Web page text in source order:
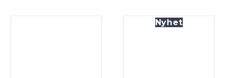
Nyhet